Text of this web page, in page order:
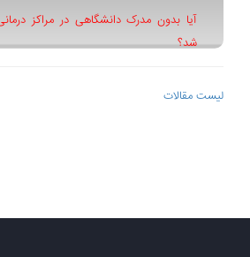
آیا بدون مدرک دانشگاهی در مراکز
شد؟
لیست مقالات